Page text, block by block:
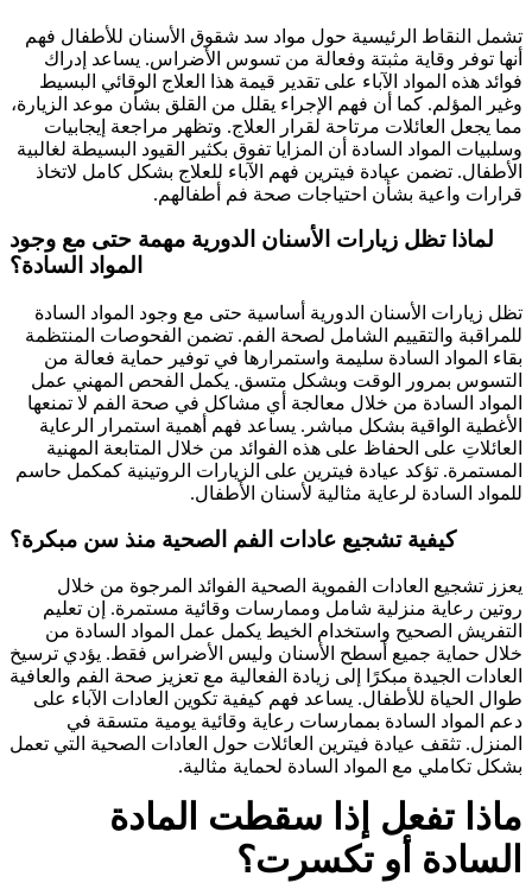
تشمل النقاط الرئيسية حول مواد سد شقوق الأسنان للأطفال فهم
أنها توفر وقاية مثبتة وفعالة من تسوس الأضراس. يساعد إدراك
فوائد هذه المواد الآباء على تقدير قيمة هذا العلاج الوقائي البسيط
وغير المؤلم. كما أن فهم الإجراء يقلل من القلق بشأن موعد الزيارة،
مما يجعل العائلات مرتاحة لقرار العلاج. وتظهر مراجعة إيجابيات
وسلبيات المواد السادة أن المزايا تفوق بكثير القيود البسيطة لغالبية
الأطفال. تضمن عيادة فيترين فهم الآباء للعلاج بشكل كامل لاتخاذ
قرارات واعية بشأن احتياجات صحة فم أطفالهم.
لماذا تظل زيارات الأسنان الدورية مهمة حتى مع وجود
المواد السادة؟
تظل زيارات الأسنان الدورية أساسية حتى مع وجود المواد السادة
للمراقبة والتقييم الشامل لصحة الفم. تضمن الفحوصات المنتظمة
بقاء المواد السادة سليمة واستمرارها في توفير حماية فعالة من
التسوس بمرور الوقت وبشكل متسق. يكمل الفحص المهني عمل
المواد السادة من خلال معالجة أي مشاكل في صحة الفم لا تمنعها
الأغطية الواقية بشكل مباشر. يساعد فهم أهمية استمرار الرعاية
العائلاتِ على الحفاظ على هذه الفوائد من خلال المتابعة المهنية
المستمرة. تؤكد عيادة فيترين على الزيارات الروتينية كمكمل حاسم
للمواد السادة لرعاية مثالية لأسنان الأطفال.
كيفية تشجيع عادات الفم الصحية منذ سن مبكرة؟
يعزز تشجيع العادات الفموية الصحية الفوائد المرجوة من خلال
روتين رعاية منزلية شامل وممارسات وقائية مستمرة. إن تعليم
التفريش الصحيح واستخدام الخيط يكمل عمل المواد السادة من
خلال حماية جميع أسطح الأسنان وليس الأضراس فقط. يؤدي ترسيخ
العادات الجيدة مبكرًا إلى زيادة الفعالية مع تعزيز صحة الفم والعافية
طوال الحياة للأطفال. يساعد فهم كيفية تكوين العادات الآباء على
دعم المواد السادة بممارسات رعاية وقائية يومية متسقة في
المنزل. تثقف عيادة فيترين العائلات حول العادات الصحية التي تعمل
بشكل تكاملي مع المواد السادة لحماية مثالية.
ماذا تفعل إذا سقطت المادة
السادة أو تكسرت؟